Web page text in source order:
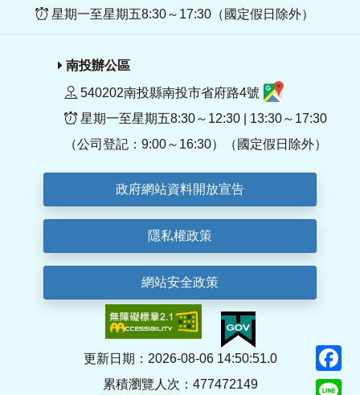
星期一至星期五8:30～17:30（國定假日除外）
南投辦公區
540202南投縣南投市省府路4號
星期一至星期五8:30～12:30 | 13:30～17:30
（公司登記：9:00～16:30）（國定假日除外）
政府網站資料開放宣告
隱私權政策
網站安全政策
更新日期：2026-08-06 14:50:51.0
累積瀏覽人次：477472149